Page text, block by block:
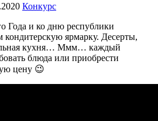
Конкурс
Года и ко дню республики
ярмарку. Десерты,
кухня… Ммм… каждый
блюда или приобрести
цену 😉